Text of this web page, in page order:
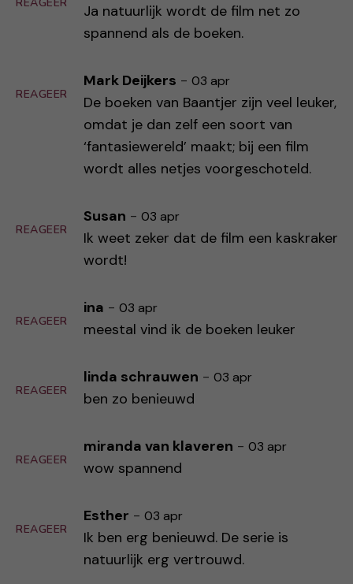
Ja natuurlijk wordt de film net zo
spannend als de boeken.
REAGEER
Mark Deijkers - 03 apr
De boeken van Baantjer zijn veel leuker,
omdat je dan zelf een soort van
‘fantasiewereld’ maakt; bij een film
wordt alles netjes voorgeschoteld.
REAGEER
Susan - 03 apr
Ik weet zeker dat de film een kaskraker
wordt!
REAGEER
ina - 03 apr
meestal vind ik de boeken leuker
REAGEER
linda schrauwen - 03 apr
ben zo benieuwd
REAGEER
miranda van klaveren - 03 apr
wow spannend
REAGEER
Esther - 03 apr
Ik ben erg benieuwd. De serie is
natuurlijk erg vertrouwd.